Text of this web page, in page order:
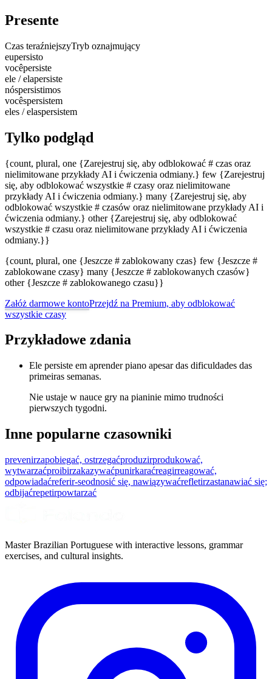
Presente
Czas teraźniejszyTryb oznajmujący
eupersisto
vocêpersiste
ele / elapersiste
nóspersistimos
vocêspersistem
eles / elaspersistem
Tylko podgląd
{count, plural, one {Zarejestruj się, aby odblokować # czas oraz
nielimitowane przykłady AI i ćwiczenia odmiany.} few {Zarejestruj
się, aby odblokować wszystkie # czasy oraz nielimitowane
przykłady AI i ćwiczenia odmiany.} many {Zarejestruj się, aby
odblokować wszystkie # czasów oraz nielimitowane przykłady AI i
ćwiczenia odmiany.} other {Zarejestruj się, aby odblokować
wszystkie # czasu oraz nielimitowane przykłady AI i ćwiczenia
odmiany.}}
{count, plural, one {Jeszcze # zablokowany czas} few {Jeszcze #
zablokowane czasy} many {Jeszcze # zablokowanych czasów}
other {Jeszcze # zablokowanego czasu}}
Załóż darmowe kontoPrzejdź na Premium, aby odblokować
wszystkie czasy
Przykładowe zdania
Ele persiste em aprender piano apesar das dificuldades das
primeiras semanas.
Nie ustaje w nauce gry na pianinie mimo trudności
pierwszych tygodni.
Inne popularne czasowniki
prevenirzapobiegać, ostrzegaćproduzirprodukować,
wytwarzaćproibirzakazywaćpunirkaraćreagirreagować,
odpowiadaćreferir-seodnosić się, nawiązywaćrefletirzastanawiać się;
odbijaćrepetirpowtarzać
Master Brazilian Portuguese with interactive lessons, grammar
exercises, and cultural insights.